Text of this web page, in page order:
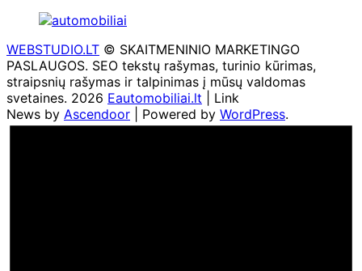
WEBSTUDIO.LT © SKAITMENINIO MARKETINGO
PASLAUGOS. SEO tekstų rašymas, turinio kūrimas,
straipsnių rašymas ir talpinimas į mūsų valdomas
svetaines. 2026 Eautomobiliai.lt | Link
News by Ascendoor | Powered by WordPress.